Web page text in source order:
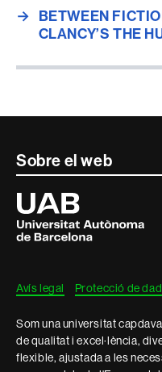
→ BETWEEN
CLANCY’S THE
Contacte
informació
legal
Sobre el web
Universitat
Autònoma
de
Barcelona
Avís legal Protecció de
Som una universitat
de qualitat i excel·lència,
flexible, ajustada a les